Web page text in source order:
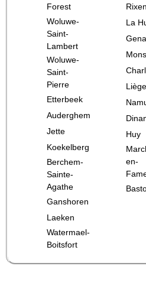
Forest
Woluwe-
Saint-
Lambert
Woluwe-
Saint-
Pierre
Etterbeek
Auderghem
Jette
Koekelberg
Berchem-
Sainte-
Agathe
Ganshoren
Laeken
Watermael-
Boitsfort
La
Mons
Liège
Huy
en-